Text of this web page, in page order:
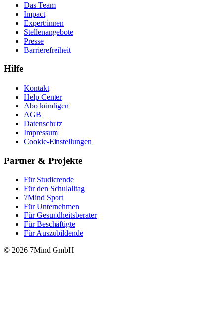
Das Team
Impact
Expert:innen
Stellenangebote
Presse
Barrierefreiheit
Hilfe
Kontakt
Help Center
Abo kündigen
AGB
Datenschutz
Impressum
Cookie-Einstellungen
Partner & Projekte
Für Stu­die­rende
Für den Schulalltag
7Mind Sport
Für Unter­neh­men
Für Gesund­heits­be­ra­ter
Für Beschäftigte
Für Auszubildende
© 2026 7Mind GmbH